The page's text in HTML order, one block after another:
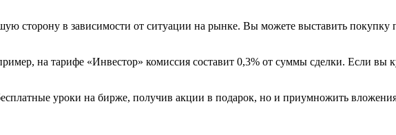
сторону в зависимости от ситуации на рынке. Вы можете выставить покупку
на тарифе «Инвестор» комиссия составит 0,3% от суммы сделки. Если
уроки на бирже, получив акции в подарок, но и приумножить